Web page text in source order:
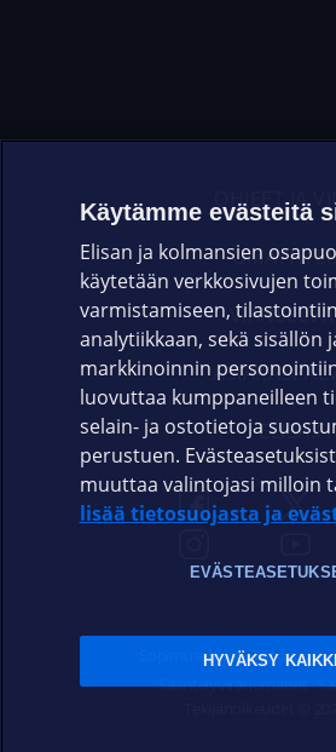
OHJEET JA
ELISA.FI
Sopimusehdot Tietosuoja
Sääntelyviranomaiset
Käytämme evästeitä
Elisan ja kolmansien
käytetään verkkosivujen
varmistamiseen,
analytiikkaan, sekä sisällön
markkinoinnin
luovuttaa kumppaneilleen
selain- ja ostotietoja
perustuen.
muuttaa valintojasi milloin
lisää tietosuojasta ja
HYVÄKSY KAIKKI